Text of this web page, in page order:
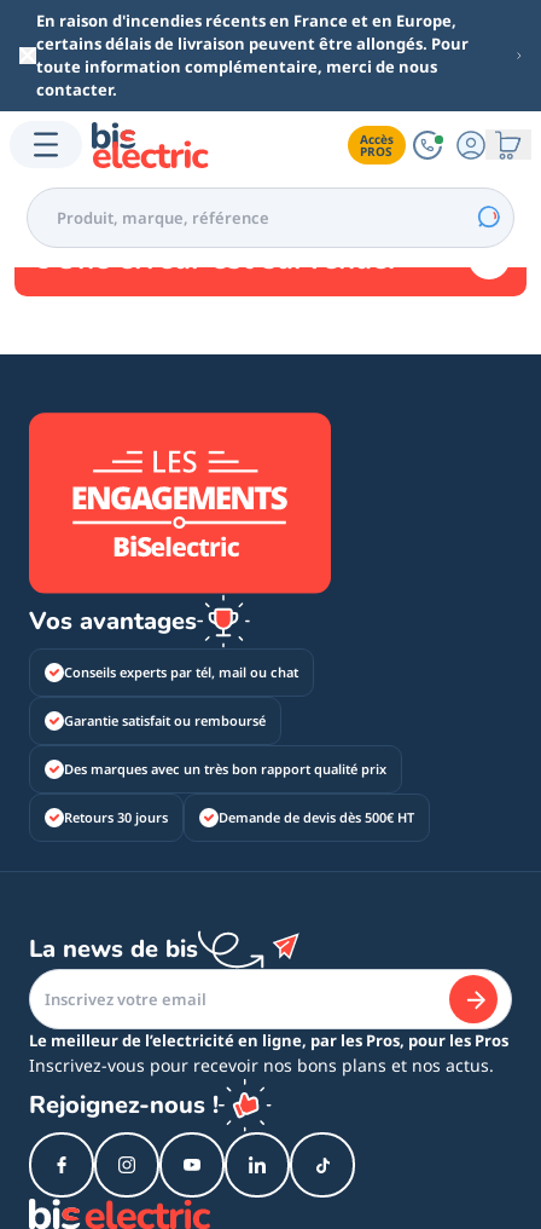
Aller au contenu principal
En raison d'incendies récents en France et en Europe,
certains délais de livraison peuvent être allongés. Pour
toute information complémentaire, merci de nous
contacter.
Accès
PROS
Une erreur est survenue.
Vos avantages
Conseils experts par tél, mail ou chat
Garantie satisfait ou remboursé
Des marques avec un très bon rapport qualité prix
Retours 30 jours Demande de devis dès 500€ HT
La news de bis
Le meilleur de l’electricité en ligne, par les Pros, pour les Pros
Inscrivez-vous pour recevoir nos bons plans et nos actus.
Rejoignez-nous !